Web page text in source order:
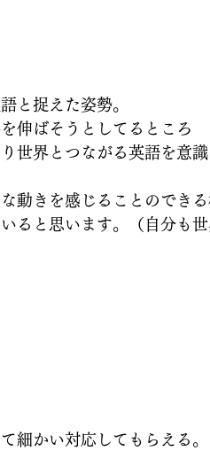
と捉えた姿勢。
伸ばそうとしてるところ
世界とつながる英語を意
動きを感じることのでき
ると思います。（自分も
細かい対応してもらえる。